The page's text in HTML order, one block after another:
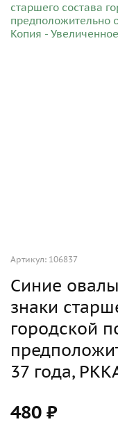
Артикул: 106837
Синие
знаки
городской
37 года,
480 ₽